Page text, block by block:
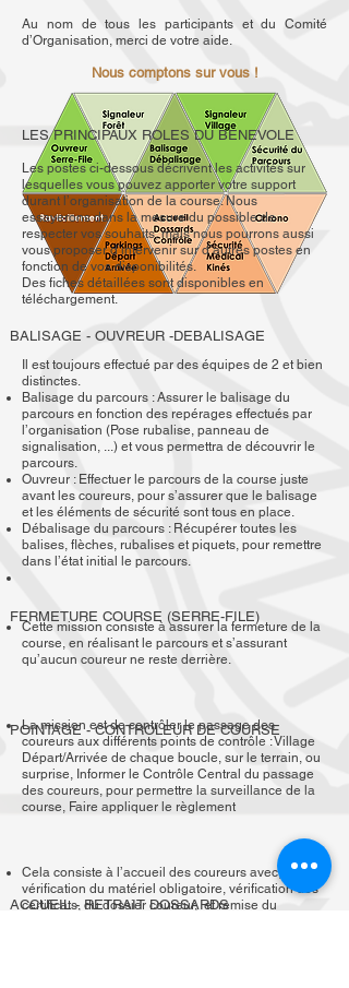
Au nom de tous les participants et du Comité
d’Organisation, merci de votre aide.
Nous comptons sur vous !
LES PRINCIPAUX ROLES DU BENEVOLE
Les postes ci-dessous décrivent les activités sur
lesquelles vous pouvez apporter votre support
durant l’organisation de la course. Nous
essayerons dans la mesure du possible de
respecter vos souhaits, mais nous pourrons aussi
vous proposer d’intervenir sur d’autres postes en
fonction de vos disponibilités.
Des fiches détaillées sont disponibles en
téléchargement.
Il est toujours effectué par des équipes de 2 et bien
distinctes.
Balisage du parcours : Assurer le balisage du
parcours en fonction des repérages effectués par
l’organisation (Pose rubalise, panneau de
signalisation, ...) et vous permettra de découvrir le
parcours.
Ouvreur : Effectuer le parcours de la course juste
avant les coureurs, pour s’assurer que le balisage
et les éléments de sécurité sont tous en place.
Débalisage du parcours : Récupérer toutes les
balises, flèches, rubalises et piquets, pour remettre
dans l’état initial le parcours.
Cette mission consiste à assurer la fermeture de la
course, en réalisant le parcours et s’assurant
qu’aucun coureur ne reste derrière.
La mission est de contrôler le passage des
coureurs aux différents points de contrôle : Village
Départ/Arrivée de chaque boucle, sur le terrain, ou
surprise, Informer le Contrôle Central du passage
des coureurs, pour permettre la surveillance de la
course, Faire appliquer le règlement
Cela consiste à l’accueil des coureurs avec,
vérification du matériel obligatoire, vérification des
certificats, du dossier coureur, et remise du
BALISAGE - OUVREUR -DEBALISAGE
FERMETURE COURSE (SERRE-FILE)
POINTAGE - CONTROLEUR DE COURSE
ACCUEIL - RETRAIT DOSSARDS